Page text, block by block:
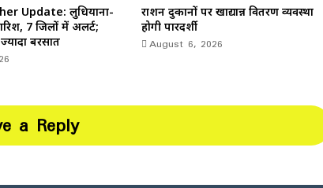
Update: लुधियाना-
7 जिलों में अलर्ट;
बरसात
राशन दुकानों पर खाद्यान्न वितरण व्यवस्था
होगी पारदर्शी
August 6, 2026
a Reply